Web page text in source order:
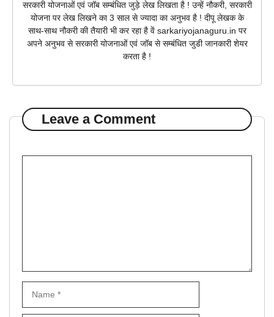
सरकारी योजनाओं एवं जॉब सम्बंधित जुड़े लेख लिखता है ! उन्हें नौकरी, सरकारी
योजना पर लेख लिखने का 3 साल से ज्यादा का अनुभव है ! दीपू लेखक के
साथ-साथ नौकरी की तैयारी भी कर रहा है वें sarkariyojanaguru.in पर
अपने अनुभव से सरकारी योजनाओं एवं जॉब से सम्बंधित जुडी जानकारी शेयर
करता है !
Leave a Comment